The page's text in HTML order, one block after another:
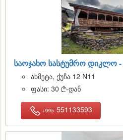
საოჯახო სასტუმრო დიკლო -
ახმეტა, ქუჩა 12 N11
ფასი: 30 -დან
+995 551133593